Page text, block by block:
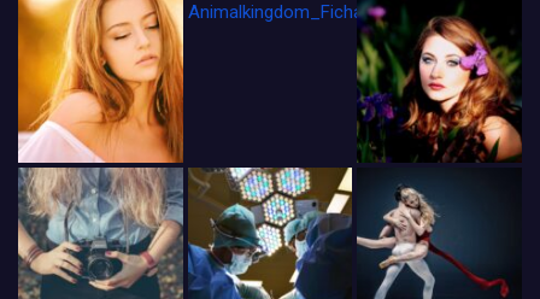
Animalkingdom_FichaCine